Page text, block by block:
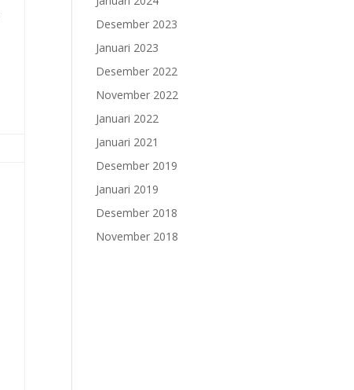
Desember 2023
Januari 2023
Desember 2022
November 2022
Januari 2022
Januari 2021
Desember 2019
Januari 2019
Desember 2018
November 2018